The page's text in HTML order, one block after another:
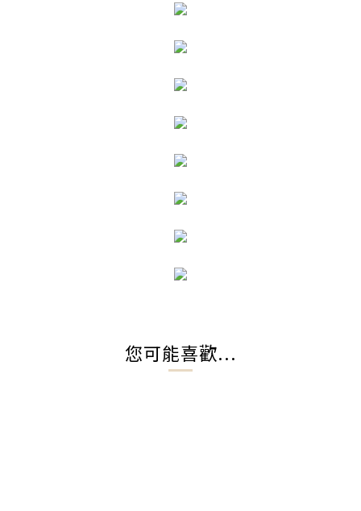
您可能喜歡...